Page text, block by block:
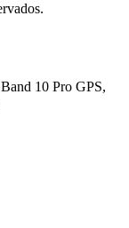
10 Pro GPS,